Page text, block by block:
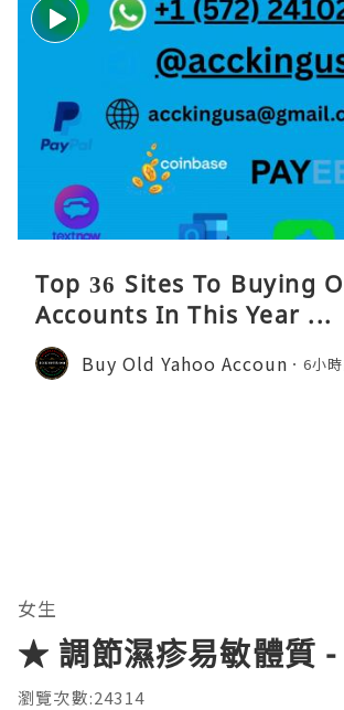
Top 36 Sites To Buying
Accounts In This Year ...
Buy Old Yahoo Accoun 6小
女生
★ 調節濕疹易敏體質
瀏覽次數:24314